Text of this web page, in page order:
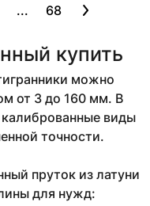
... 68
купить
можно
от 3 до 160 мм. В
калиброванные виды
точности.
пруток из латуни
для нужд: